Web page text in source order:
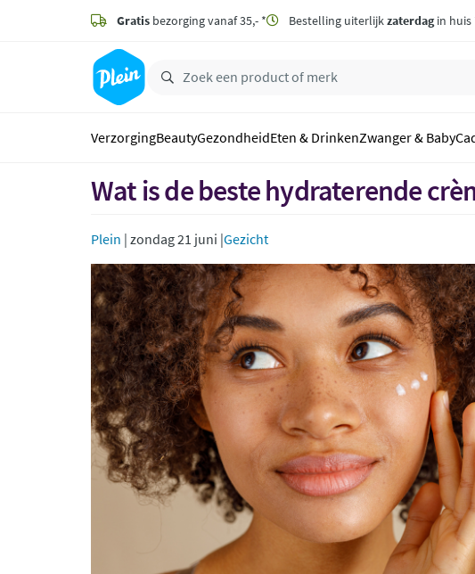
zoeken
hoofdinhoud
Gratis bezorging vanaf 35,- * Bestelling uiterlijkzaterdagin huis
VerzorgingBeautyGezondheidEten & DrinkenZwanger & Baby
Wat is de beste hydraterende
Plein | zondag 21 juni |Gezicht